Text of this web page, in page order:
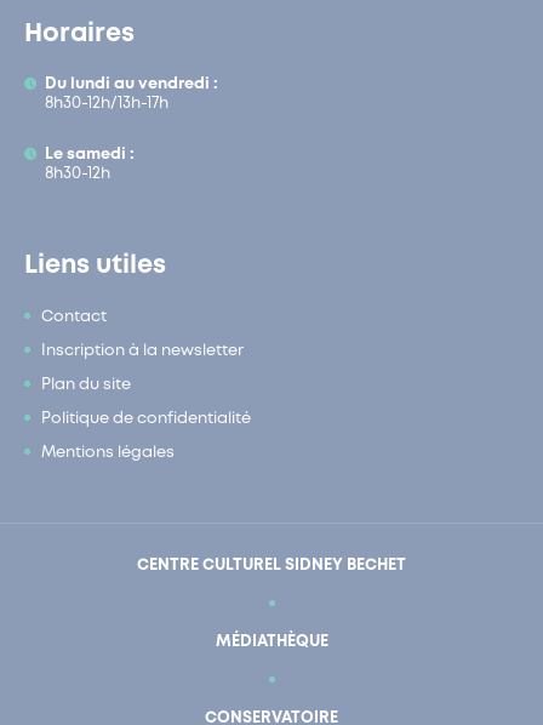
Horaires
Du lundi au vendredi :
8h30-12h/13h-17h
Le samedi :
8h30-12h
Liens utiles
Contact
Inscription à la newsletter
Plan du site
Politique de confidentialité
Mentions légales
CENTRE CULTUREL SIDNEY BECHET
MÉDIATHÈQUE
CONSERVATOIRE